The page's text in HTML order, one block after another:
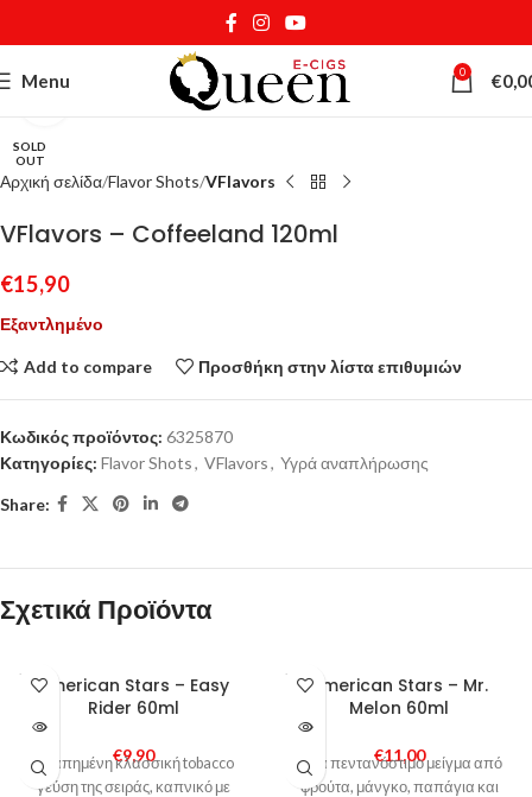
Menu 0 €
SOLD
OUT
Κάντε κλικ για μεγέθυνση
Αρχική σελίδα Flavor Shots VFlavors
VFlavors – Coffeeland 120ml
€15,90
Εξαντλημένο
Add to compare Προσθήκη στην λίστα επιθυμιών
Κωδικός προϊόντος: 6325870
Κατηγορίες: Flavor Shots, VFlavors, Υγρά αναπλήρωσης
Share:
Σχετικά Προϊόντα
SOLD
OUTAmerican Stars – Easy
Rider 60ml
€9,90
Αγαπημένη κλασσική tobacco
γεύση της σειράς, καπνικό με
SOLD
OUTAmerican Stars – Mr.
Melon 60ml
€11,00
Ένα πεντανόστιμο μείγμα από
φρούτα, μάνγκο, παπάγια και